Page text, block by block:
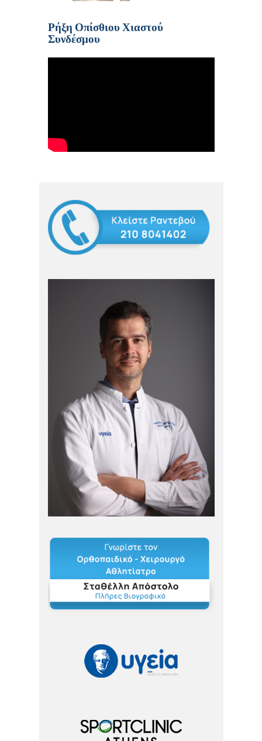
Ρήξη Οπίσθιου Χιαστού
Συνδέσμου